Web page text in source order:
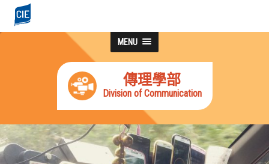
MENU
傳理學部
Division of Communication